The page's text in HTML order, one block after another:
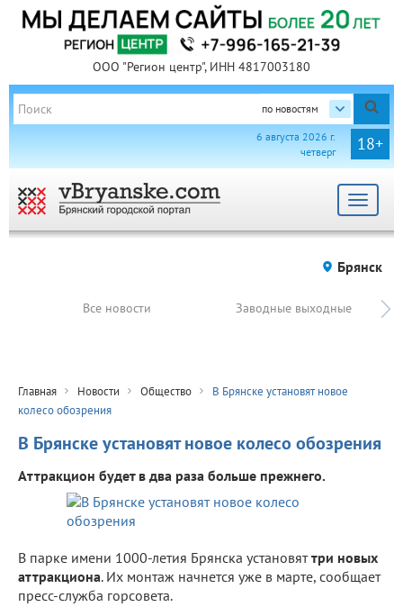
ООО "Регион центр", ИНН 4817003180
по новостям
18+
6 августа 2026 г.
четверг
Toggle
Брянск
Все новости Заводные выходные
Главная Новости Общество
В Брянске установят новое
колесо обозрения
В Брянске установят новое колесо обозрения
Аттракцион будет в два раза больше прежнего.
В парке имени 1000-летия Брянска установяттри новых
аттракциона. Их монтаж начнется уже в марте, сообщает
пресс-служба горсовета.